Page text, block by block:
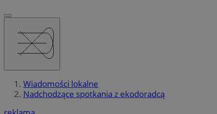
Wiadomości lokalne
Nadchodzące spotkania z ekodoradcą